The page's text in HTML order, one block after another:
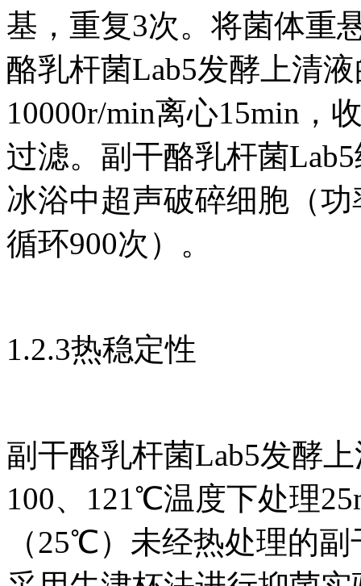
基，重复3次。将菌体重
酪乳杆菌Lab5发酵上清
10000r/min离心15min，
过滤。副干酪乳杆菌
冰浴中超声破碎细胞（
循环900次）。
1.2.3热稳定性
副干酪乳杆菌Lab5发酵
100、121℃温度下处理
（25℃）未经热处理的